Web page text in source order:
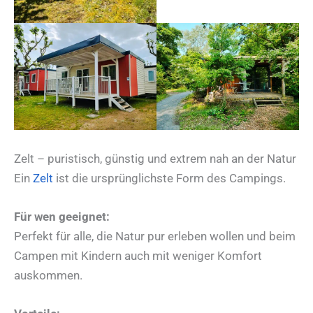
Zelt – puristisch, günstig und extrem nah an der Natur
Ein Zelt ist die ursprünglichste Form des Campings.
Für wen geeignet:
Perfekt für alle, die Natur pur erleben wollen und beim
Campen mit Kindern auch mit weniger Komfort
auskommen.